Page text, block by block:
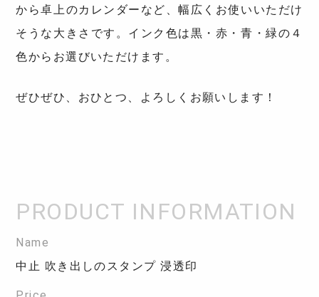
から卓上のカレンダーなど、幅広くお使いいただけ
そうな大きさです。インク色は黒・赤・青・緑の４
色からお選びいただけます。
ぜひぜひ、おひとつ、よろしくお願いします！
Name
中止 吹き出しのスタンプ 浸透印